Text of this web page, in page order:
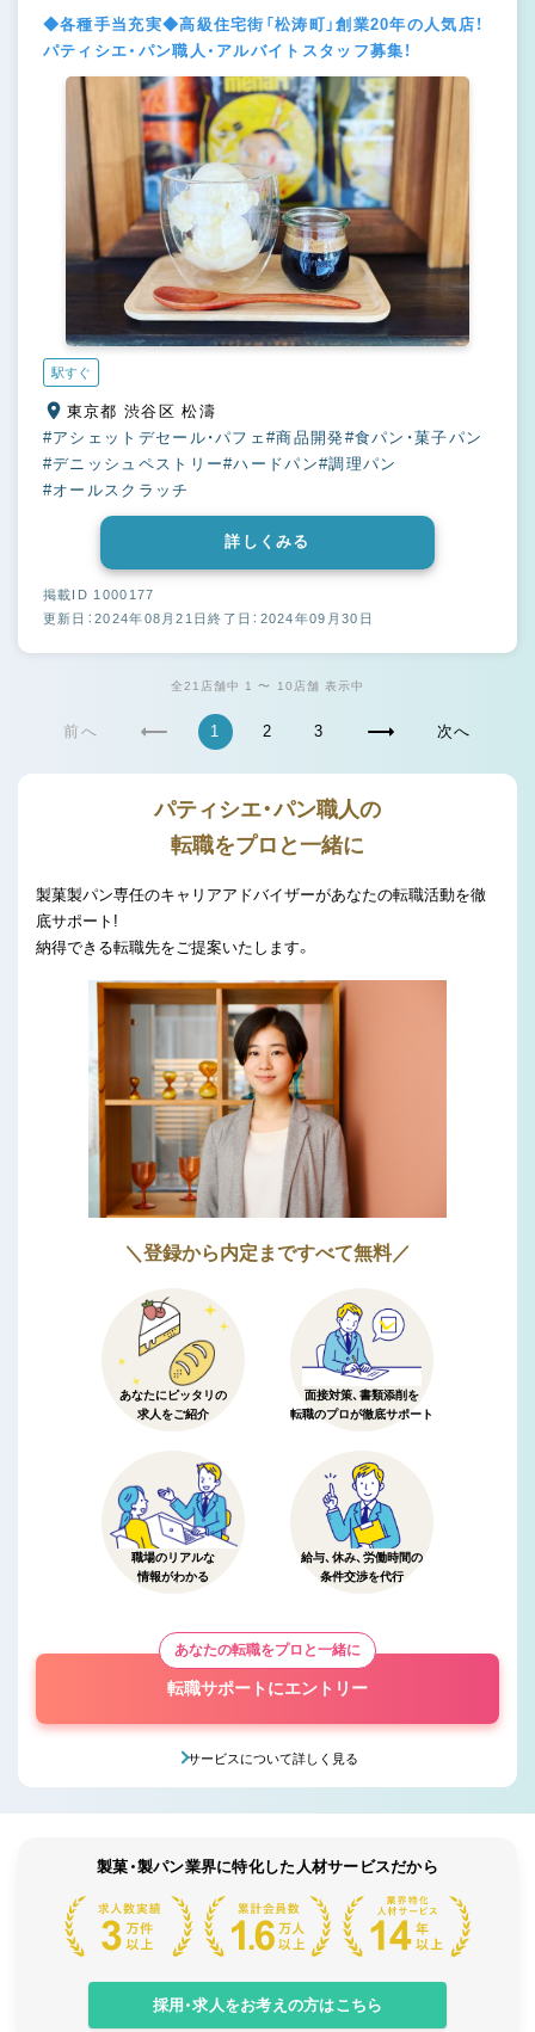
◆各種手当充実◆高級住宅街「松涛町」創業20年の人気店！
パティシエ・パン職人・アルバイトスタッフ募集！
駅すぐ
東京都 渋谷区 松濤
#アシェットデセール・パフェ#商品開発#食パン・菓子パン
#デニッシュペストリー#ハードパン#調理パン
#オールスクラッチ
詳しくみる
掲載ID 1000177
更新日：2024年08月21日終了日：2024年09月30日
全21店舗中 1 〜 10店舗 表示中
前へ 1 2 3 次へ
パティシエ・パン職人の
転職をプロと一緒に
製菓製パン専任のキャリアアドバイザーがあなたの転職活動を徹
底サポート!
納得できる転職先をご提案いたします。
＼登録から内定まですべて無料／
あなたにピッタリの
求人をご紹介
面接対策、書類添削を
転職のプロが徹底サポート
職場のリアルな
情報がわかる
給与、休み、労働時間の
条件交渉を代行
あなたの転職をプロと一緒に
転職サポートにエントリー
サービスについて詳しく見る
製菓・製パン業界に特化した人材サービスだから
採用・求人をお考えの方はこちら